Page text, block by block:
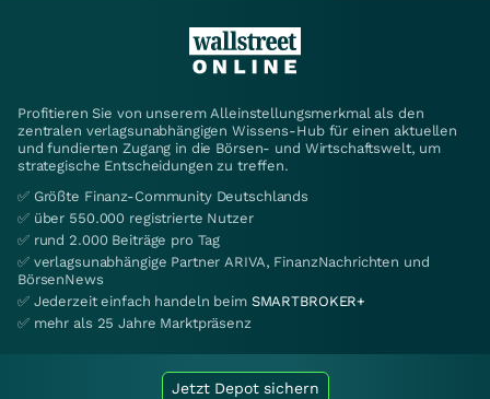
Profitieren Sie von unserem Alleinstellungsmerkmal als den
zentralen verlagsunabhängigen Wissens-Hub für einen aktuellen
und fundierten Zugang in die Börsen- und Wirtschaftswelt, um
strategische Entscheidungen zu treffen.
✅ Größte Finanz-Community Deutschlands
✅ über 550.000 registrierte Nutzer
✅ rund 2.000 Beiträge pro Tag
✅ verlagsunabhängige Partner ARIVA, FinanzNachrichten und
BörsenNews
✅ Jederzeit einfach handeln beim SMARTBROKER+
✅ mehr als 25 Jahre Marktpräsenz
Jetzt Depot sichern